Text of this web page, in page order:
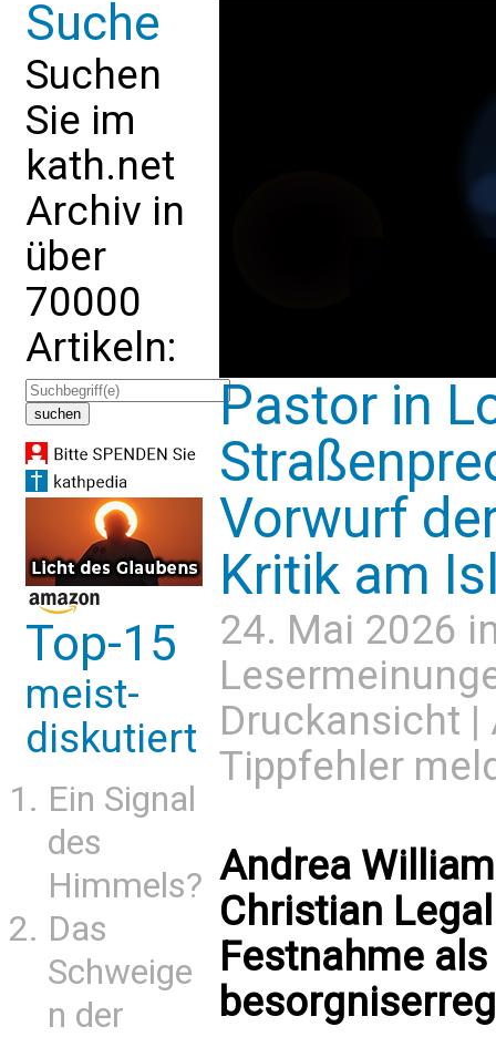
Suche
Suchen
Sie im
kath.net
Archiv in
über
70000
Artikeln:
Top-15
meist-
diskutiert
Ein Signal
des
Himmels?
Das
Schweige
n der
Pastor in
Vorwurf
Kritik am
24. Mai 2026
Druckansicht |
Tippfehler
Andrea
Christian
Festnahme